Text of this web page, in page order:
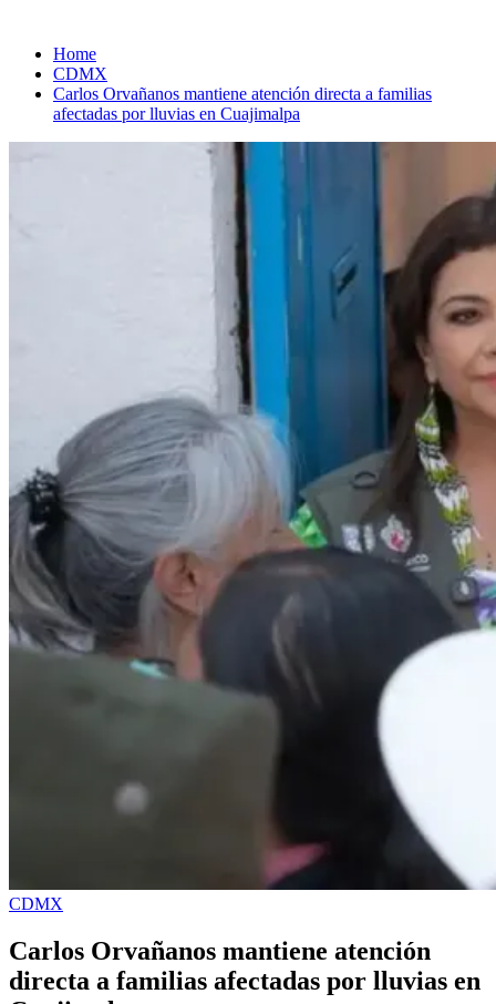
Home
CDMX
Carlos Orvañanos mantiene atención directa a familias
afectadas por lluvias en Cuajimalpa
CDMX
Carlos Orvañanos mantiene atención
directa a familias afectadas por lluvias en